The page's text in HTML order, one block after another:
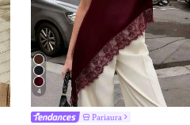
4
Pariaura